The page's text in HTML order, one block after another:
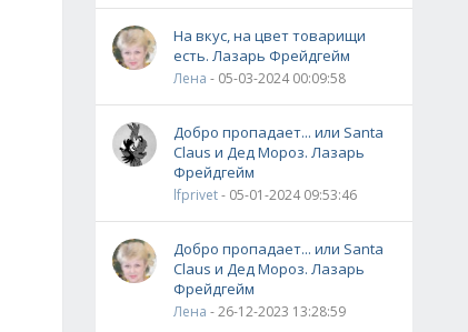
На вкус, на цвет товарищи
есть. Лазарь Фрейдгейм
Лена - 05-03-2024 00:09:58
Добро пропадает... или Santa
Claus и Дед Мороз. Лазарь
Фрейдгейм
lfprivet- 05-01-2024 09:53:46
Добро пропадает... или Santa
Claus и Дед Мороз. Лазарь
Фрейдгейм
Лена - 26-12-2023 13:28:59